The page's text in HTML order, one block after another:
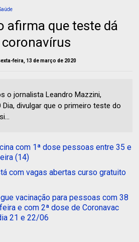
afirma que teste dá
feira, 13 de março de 2020
o jornalista Leandro Mazzini,
divulgar que o primeiro teste do
com 1ª dose pessoas entre 35 e
(14)
com vagas abertas curso gratuito
vacinação para pessoas com 38
e com 2ª dose de Coronavac
21 e 22/06